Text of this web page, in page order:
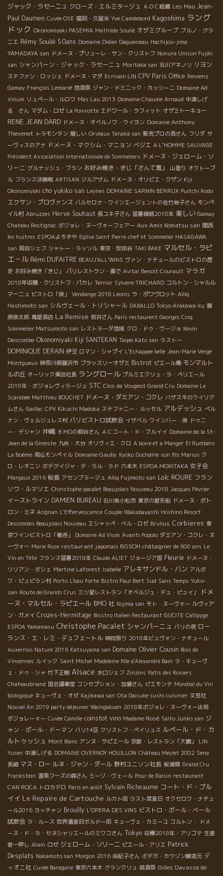
ジャック・ラセーニュ クローズ・エルミタージュ ＡＯＣ組織 Les Maù Jean-
Paul Daumen Cuvée OSE 福岡・久留米 Yve Camdebord Kagoshima ラング
ドック Okonomiyaki PASEMIA Mathilde Soulié オザミグループ ブルノ・グラ
ニエ Rémy Soulié 50ans Domaine Didier Dagueneau Hachijou-jima
YAMADAYA san ドメーヌ・プリューレ・サン・クリストフ Nonura Unison Fujiki
san シャンパーン・ジャック・ラセーニュ Moritaka san 石川アキノリ リヨン
ステファン・ロッシェ ドメーヌ・マダ Ecrivain LIN CPV Paris Office Reviens
Gamay François Lemarié 地酒祭 ジャン・ドミニック・カッシーニ Domaine Ad
Vinum リュペール・ルロワ Mas Lau 2013 Domaine Chaume Arnaud 中湊しげ
る さん マダム・ロゼ La Poivrotte エドワール・ラフィット オザミトーキョー
RENE JEAN DARD ドメーヌ・オベルノワ・ウイヨン Domaine Anthony
Thevenet トラモンタン 嬉しい Orveaux Tanaka san 販売プロの西さん フリダ サ
ーヴィスのアナ ドメーヌ・マクシム・マニョン ベジエ A L’HOMME SAUVAGE
Président Association Internationale de Sommeliers ドメーヌ・ジェローム・ソ
リーニ グルナッシュ・ブラン お好み焼き・きじ「さんて寛」 山登り オクトーブ
ル フランス決勝戦 ARTISAN ジルアザム ドメーヌ・オリビエ・クザン Kiji
Okonomiyaki cho yukiko san Leynes DOMAINE SARNIN BERRUX Puitchi Rodo
エクサン・プロヴァンス バルセロナ・ワインエージェントの佐竹裕子さん モンペ
イル村 Abruzzes Herve Souhaut 長ユキ子さん 猛暑継続2018年 楽しい Gamay
Chateau Restignac ボジョレ・ヌーヴォーフェアー Aux Amis Komatsu san 関西
les huitres ESPOAよろずや Eglise Saint Pierre chef et Sommelier HASAGAWA
san 岡田シェフ シャトー・ラッソル 東京・世田谷 TAKI BAKE マルセル・ラピ
エ－ル Rémi DUFAITRE BEAUJ'ALL'WINS ヴァン・ナチュールのビストロの歴
史 お好み焼き「きじ」 パリレストラン・奏で Avital Benoit Courault マラガ
2018年収穫・クリストフ・パカレ Terroir Sylvere TRICHARD コルトン・シャルル
マーニュ ビストロ「俊」 Vendange 2018 Léonis ラ・ポワヴロット Alliq
Hashimoto san シルヴェール・トリシャール DABALLO Tokyo Arakawa-ku 藤
原俊太郎 萬屋酒店 La Remise 岩井さん Paris restaurent Georges Cinq
Sommelier Matsumoto san レストラーダ地域 クロ・ドゥ・ヴージョ Kevin
Descombe Okonomiyaki Kiji SANTEKAN Taipei Kato san ラストー
DOMINIQUE DERAIN 伊豆 ロマン・シャプイ L'Echappee belle Jean-Marie Vergé
Montgueux 神奈川県藤沢市 ブラッスリーオザミ Bistrot ピエール橋 モンマルト
ルの丘 オーリック濱田社長 ラングロール プルミエクリュ・ラ・ペリエール
2018年・ボジョレヴィラージュ STC Clos de Vougeot Grand Cru Domaine Le
Scarabée Matthieu BOUCHET ドメーヌ・ダミアン・コクレ バザス牛のウイリア
ムさん Gaillac CPV Kikuchi Madoka ステファニー・ルッセル アルデッシュ ぺル
ナン・ヴェルジュレス村 パリビストロ試飲会 イザベル ワインバー・俊 ドゥニ
ー・デシャン 沖縄 ＢＭОの桐谷さん ＡＣコート・ド・ブルイイ Domaine de la St-
Jean de la Gineste 九州・大分 オリヴィエ・クロ A boire et a Manger El Rumbero
La Boème 南仏モンペイル Domaine Gauby Kyoko Duchaîne son fils Marius ク
ロ・レオニン ボデグイジャ・デ・ラル・ラド 六本木 ESPOA MORITAKA 女子会
Margaux 2016 桜島 アセンブラージュ Alliq Fujimoto san Loïc ROURE フラン
ソワ・ルマリエ Chiristophe pacalet Beaujolais Nouveau 2018 Jacques Février
イーストライン DAMIEN BUREAU 石川県小松市 東京の屋形船 ドメーヌ・ポト
ロン・ミネ Acignan L'Effervescence Couple Wakabayashi Hoshino Resort
Descombes Beaujolais Nouveau エシャッペ・ベル・ロゼ Brulius Corbieres 東
京ワインビストロ「葡呑」
Domaine Ad Vium Avanti Popolo ダミアン・コクレ・ヌ
ーヴォー Marie Rose restaurant japonais BISSOH châtaignier de 600 ans Le
Vin en Tête フランス猛暑2018年 Claude ALIET ジョージア国 Fleurie ドメーヌ・
リリアン・ボシェ Martine Laforest Isabelle アレキサンドル・バン アルボ
ワ・ピュピラン村 Porto L'eau forte Bistro Paul Bert Sud Sans Temps Yuko-
san Route de Grands Crus 三ツ星レストラン「オベルジュ・デュ・ピュイ」
ドメ
ーヌ・マルセル・ラピエール BMO 社 Kojima san モト・ヌーヴォー ルヴィア
ン・ガメイ Crozes-Hermitage Bisstro Italien Restaurant GUCITE Callipyge
ESPOA Yamamasu Christophe Pacalet シャンパーニュ パリの夜 ロー
ランス・エ・レミ・デュフェートル 神田祭り 2018年ビュヴォン・ナチュール
Auxerrois Nature 2016 Katsuyama san Domaine Olivier Cousin Bois de
Vincennes ルイック Saint Michel Madeleine fille d'Alexandre Bain ラ・キューヴ
ェ・ドゥ・シャ 竹下正樹 Alsace 水口シェフ Zinzins Patis des Rosiers
Chateaubriand 国会議事堂 コンセプション・加藤さん ピエモンテ Mondial du Vin
biologique キューヴェ・オゼ Kajikawa san Ota Daisuke sushi cuisinier 文芸社
Nouvel An 2019 party déjeuner Waingakuen 2018年ボジョレ・ヌーヴォー出荷
ボジョレーォー Cuvée Camille coinstot vino Madame Rosé Saito Junko san ジ
ャン・ポール・ドーマン パリ14区 クリストフ・ペイリュス ルペール・ド・カ
ルトゥッシュ Mont Blanc アンヌ・ラピエール 京都・レストラン「大鵬」
LIN
Yusen 中湊しげる DOMAINE OVERNOY HOUILLON Château Meylet 2002 Sena
長崎 マス・ロー ルネ・ジャン・ダール 野村ユニソン社長 桜満開 Grand Cru
Frankstein 渥美フーズの森さん ミーゾ・ヴェール Pour de Raisin restaurant
CAN ROCA トロカデロ Paris en août Sylvain Richeaume コート・ド・ブル
イイ Le Repaire de Cartouche ルカト街 ラスト営業日 オクセロワ・ナチュ
ール2016 ヨッチャン Brouilly L'OPERA DES VINS ビストロ・ポール・ベール
試飲会 ラ・ルース 世界遺産旧ボルドー街 キューヴェ・カミーユ コルトン・
ドメ
ーヌ・ド・ラ・セネシャリエールのミワコさん Tokyo 収穫2018年・アリゴテ 生産
者一押し Alain ロゼ ジェローム・ソリーニ ピエール・アリエ Patrick
Desplats Nakamoto san Morgon 2016 由紀子さん ボデガ・カウゾン醸造元 デ
ィオニ社 Cuvée Baragane 東京六本木 グランクリュ 銘酒祭 Gilles Davasse de